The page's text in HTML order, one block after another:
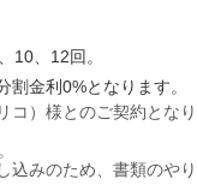
10、12回。
金利0%となります。
コ）様とのご契約となり
込みのため、書類のやり